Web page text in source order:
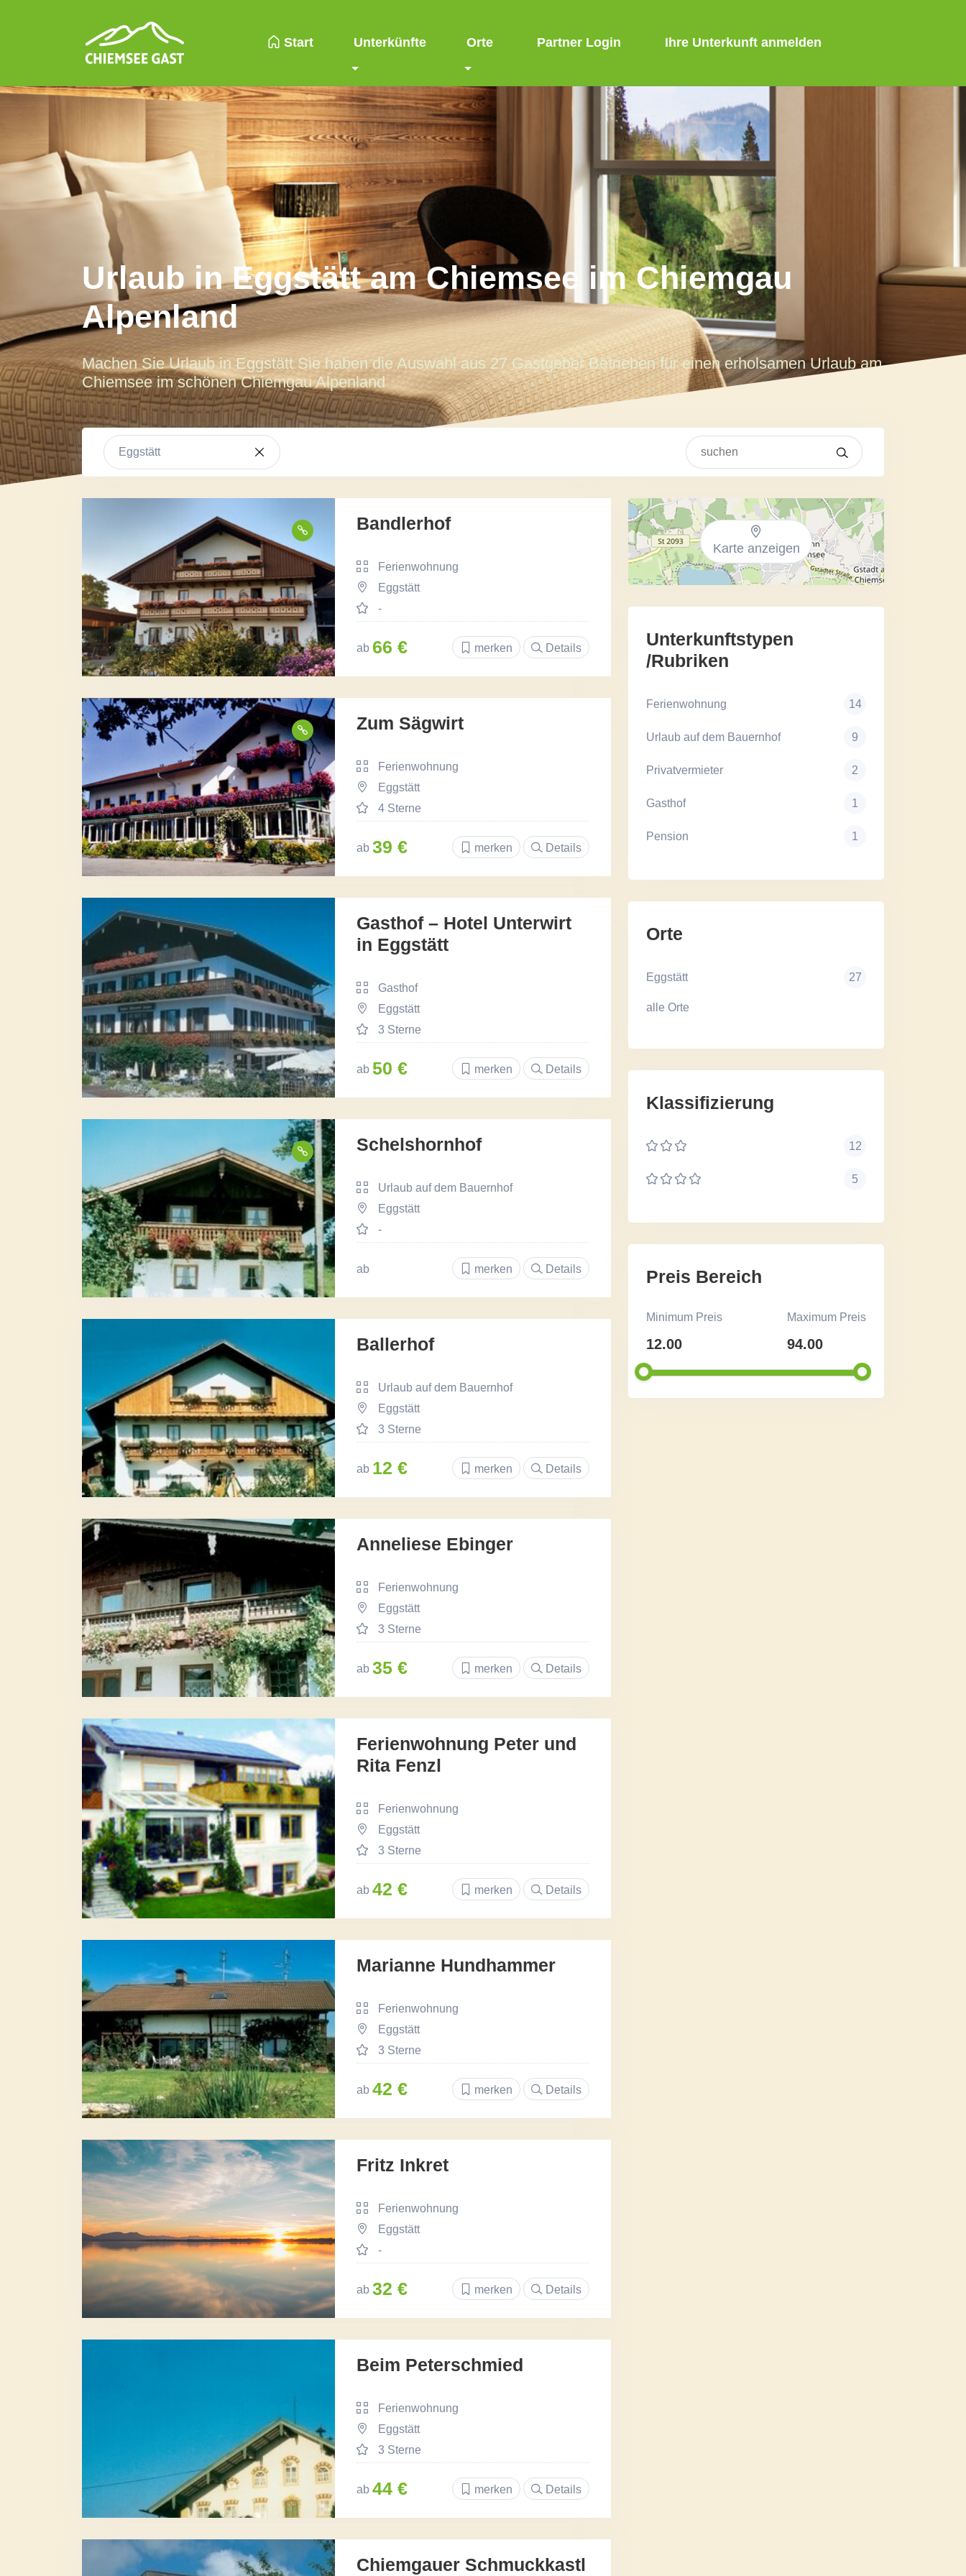
Start Unterkünfte Orte Partner Login Ihre Unterkunft anmelden
Urlaub in Eggstätt am Chiemsee im Chiemgau
Alpenland
Machen Sie Urlaub in Eggstätt Sie haben die Auswahl aus 27 Gastgeber Betrieben für einen erholsamen Urlaub am
Chiemsee im schönen Chiemgau Alpenland
Eggstätt
Bandlerhof
Ferienwohnung
Eggstätt
-
ab 66 € merken Details
Zum Sägwirt
Ferienwohnung
Eggstätt
4 Sterne
ab 39 € merken Details
Gasthof – Hotel Unterwirt
in Eggstätt
Gasthof
Eggstätt
3 Sterne
ab 50 € merken Details
Schelshornhof
Urlaub auf dem Bauernhof
Eggstätt
-
ab merken Details
Ballerhof
Urlaub auf dem Bauernhof
Eggstätt
3 Sterne
ab 12 € merken Details
Anneliese Ebinger
Ferienwohnung
Eggstätt
3 Sterne
ab 35 € merken Details
Ferienwohnung Peter und
Rita Fenzl
Ferienwohnung
Eggstätt
3 Sterne
ab 42 € merken Details
Marianne Hundhammer
Ferienwohnung
Eggstätt
3 Sterne
ab 42 € merken Details
Fritz Inkret
Ferienwohnung
Eggstätt
-
ab 32 € merken Details
Beim Peterschmied
Ferienwohnung
Eggstätt
3 Sterne
ab 44 € merken Details
Chiemgauer Schmuckkastl
Karte anzeigen
Unterkunftstypen
/Rubriken
Ferienwohnung 14
Urlaub auf dem Bauernhof 9
Privatvermieter 2
Gasthof 1
Pension 1
Orte
Eggstätt 27
alle Orte
Klassifizierung
12
5
Preis Bereich
Minimum Preis
12.00
Maximum Preis
94.00